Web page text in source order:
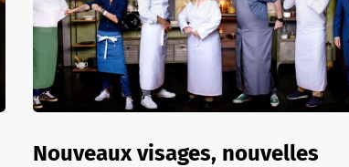
Nouveaux visages, nouvelles